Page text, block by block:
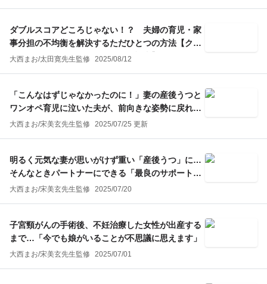
ダブルスコアどころじゃない！？ 夫婦の育児・家
事分担の不均衡を解決するただひとつの方法【クラ
ウドファンディング・リクエスト記事】
大西まお/太田寛先生監修 2025/08/12
「こんなはずじゃなかったのに！」妻の産後うつと
ワンオペ育児に泣いた夫が、前向きな姿勢に戻れた
ワケ
大西まお/宋美玄先生監修 2025/07/25 更新
明るく元気な妻が思いがけず重い「産後うつ」に…
そんなときパートナーにできる「最良のサポート」
とは
大西まお/宋美玄先生監修 2025/07/20
子宮頸がんの手術後、不妊治療した女性が出産する
まで…「今でも娘がいることが不思議に思えます」
大西まお/宋美玄先生監修 2025/07/01